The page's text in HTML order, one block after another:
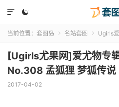


当前位置： 套图岛  名站套图  Ugirls
[Ugirls尤果网]爱尤物专
No.308 孟狐狸 梦狐传
2017-04-02